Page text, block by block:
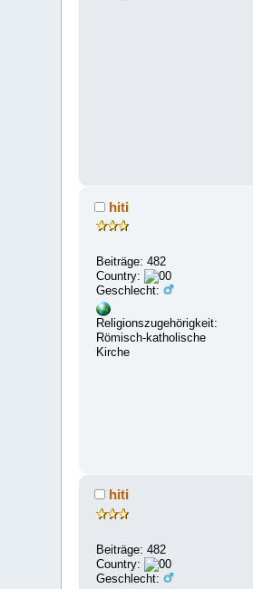
hiti
Beiträge: 482
Country:
Geschlecht:
Religionszugehörigkeit:
Römisch-katholische
Kirche
hiti
Beiträge: 482
Country:
Geschlecht: